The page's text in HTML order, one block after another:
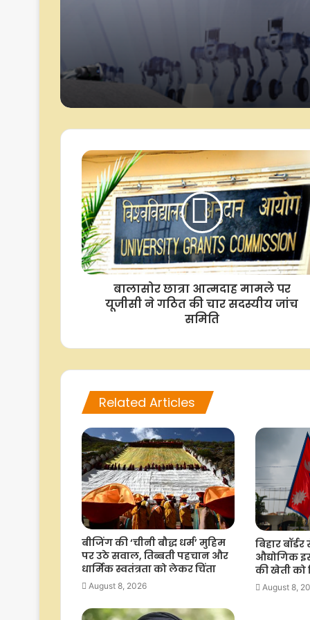
चीन में ह्यूमनॉइड रोबोट
1.16 लाख नए उद्यम
बढ़ा
बालासोर छात्रा आत्मदाह मामले पर
यूजीसी ने गठित की चार सदस्यीय जांच
समिति
Related Articles
बीजिंग की ‘चीनी बौद्ध धर्म’ मुहिम
पर उठे सवाल, तिब्बती पहचान और
धार्मिक स्वतंत्रता को लेकर चिंता
August 8, 2026
बिहार
औद्योगिक
की खेती को
August 8,